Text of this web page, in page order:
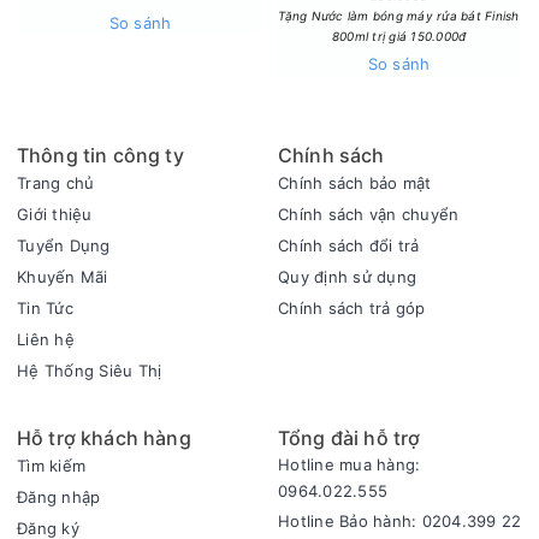
Tái tạo hình ảnh sắc nét với công nghệ nâng cấp 4K Super
lượng hình ảnh. Dù nội dung gốc có độ phân giải thấp, công
nghệ này sẽ sử dụng thuật toán AI để nâng cấp lên chuẩn
4K, mang lại hình ảnh sắc nét, chi tiết hơn. Các chi tiết nhỏ
như kết cấu bề mặt, đường nét hay màu sắc đều được tái
hiện rõ ràng với chất lượng tối ưu.
So sánh
Tặng Nước làm bóng máy rửa bát Finish
800ml trị giá 150.000đ
So sánh
Thông tin công ty
Trang chủ
Giới thiệu
Tuyển Dụng
Khuyến Mãi
Tin Tức
Liên hệ
Hệ Thống Siêu Thị
Chính sách
Chính sách bảo mật
Chính sách vận chuyển
Chính sách đổi trả
Quy định sử dụng
Chính sách trả góp
Hỗ trợ khách hàng
Tìm kiếm
Đăng nhập
Đăng ký
Tổng đài hỗ trợ
Hotline mua hàng:
0964.022.555
Hotline Bảo hành: 0204.399 22